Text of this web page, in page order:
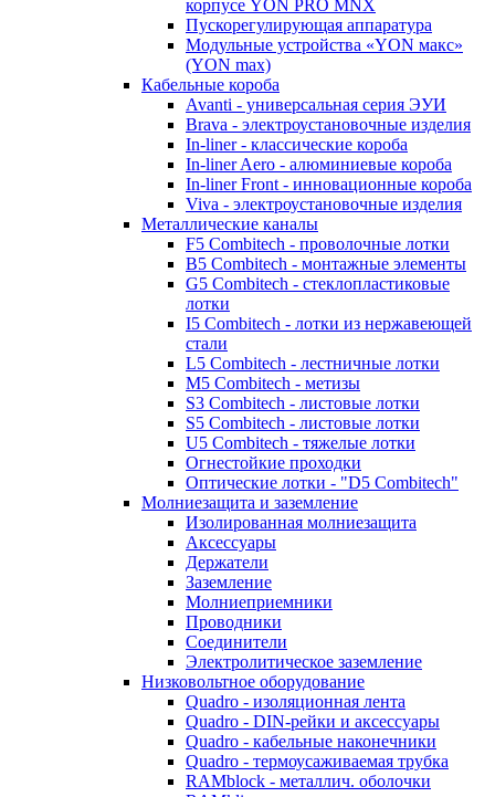
корпусе YON PRO MNX
Пускорегулирующая аппаратура
Модульные устройства «YON макс»
(YON max)
Кабельные короба
Avanti - универсальная серия ЭУИ
Brava - электроустановочные изделия
In-liner - классические короба
In-liner Aero - алюминиевые короба
In-liner Front - инновационные короба
Viva - электроустановочные изделия
Металлические каналы
F5 Combitech - проволочные лотки
B5 Combitech - монтажные элементы
G5 Combitech - стеклопластиковые
лотки
I5 Combitech - лотки из нержавеющей
стали
L5 Combitech - лестничные лотки
M5 Combitech - метизы
S3 Combitech - листовые лотки
S5 Combitech - листовые лотки
U5 Combitech - тяжелые лотки
Огнестойкие проходки
Оптические лотки - "D5 Combitech"
Молниезащита и заземление
Изолированная молниезащита
Аксессуары
Держатели
Заземление
Молниеприемники
Проводники
Соединители
Электролитическое заземление
Низковольтное оборудование
Quadro - изоляционная лента
Quadro - DIN-рейки и аксессуары
Quadro - кабельные наконечники
Quadro - термоусаживаемая трубка
RAMblock - металлич. оболочки